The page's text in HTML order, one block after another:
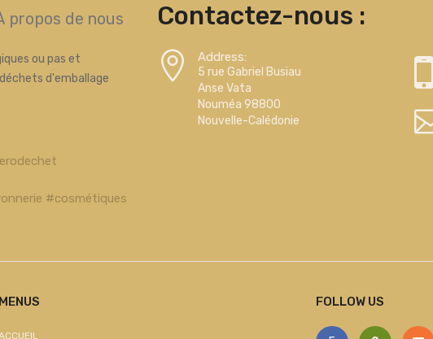
propos de nous
ou pas et
d'emballage
#cosmétiques
Contactez-nous :
Address:
5 rue Gabriel Busiau
Anse Vata
Nouméa 98800
Nouvelle-Calédonie
MENUS FOLLOW US